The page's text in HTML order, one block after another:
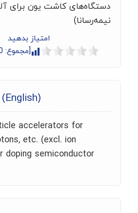
دستگاه‌های کاشت یون برای
نیمه‌رسانا)
امتیاز بدهید
[مجموع:
accelerators for
etc. (excl. ion
doping semiconductor